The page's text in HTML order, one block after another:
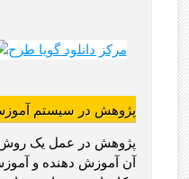
پژوهش در سیستم
آن آموزش دهنده و